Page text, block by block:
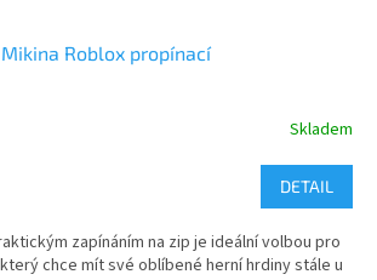
Mikina Roblox propínací
Skladem
DETAIL
zapínáním na zip je ideální volbou pro
chce mít své oblíbené herní hrdiny stále u